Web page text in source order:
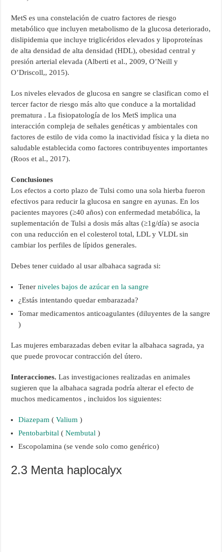
MetS es una constelación de cuatro factores de riesgo
metabólico que incluyen metabolismo de la glucosa deteriorado,
dislipidemia que incluye triglicéridos elevados y lipoproteínas
de alta densidad de alta densidad (HDL), obesidad central y
presión arterial elevada (Alberti et al., 2009, O’Neill y
O’Driscoll,, 2015).
Los niveles elevados de glucosa en sangre se clasifican como el
tercer factor de riesgo más alto que conduce a la mortalidad
prematura . La fisiopatología de los MetS implica una
interacción compleja de señales genéticas y ambientales con
factores de estilo de vida como la inactividad física y la dieta no
saludable establecida como factores contribuyentes importantes
(Roos et al., 2017).
Conclusiones
Los efectos a corto plazo de Tulsi como una sola hierba fueron
efectivos para reducir la glucosa en sangre en ayunas. En los
pacientes mayores (≥40 años) con enfermedad metabólica, la
suplementación de Tulsi a dosis más altas (≥1g/día) se asocia
con una reducción en el colesterol total, LDL y VLDL sin
cambiar los perfiles de lípidos generales.
Debes tener cuidado al usar albahaca sagrada si:
Tenerniveles bajos de azúcar en la sangre
¿Estás intentando quedar embarazada?
Tomar medicamentos anticoagulantes (diluyentes de la sangre
)
Las mujeres embarazadas deben evitar la albahaca sagrada, ya
que puede provocar contracción del útero.
Interacciones. Las investigaciones realizadas en animales
sugieren que la albahaca sagrada podría alterar el efecto de
muchos medicamentos , incluidos los siguientes:
Diazepam (Valium )
Pentobarbital (Nembutal )
Escopolamina (se vende solo como genérico)
2.3 Menta haplocalyx